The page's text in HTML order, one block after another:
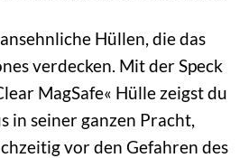
Hüllen, die das
verdecken. Mit der Speck
MagSafe« Hülle zeigst du
in seiner ganzen Pracht,
vor den Gefahren des